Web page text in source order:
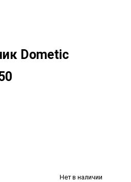
Dometic
Нет в наличии